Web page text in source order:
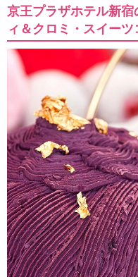
京王プラザホテル新
ィ＆クロミ・スイー